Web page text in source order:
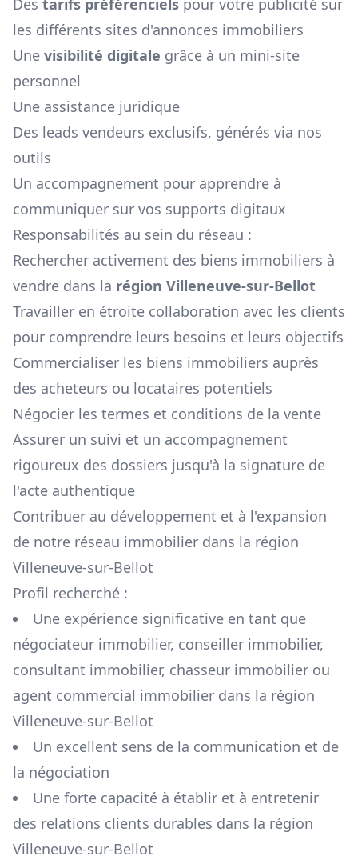
Des tarifs préférenciels pour votre publicité sur
les différents sites d'annonces immobiliers
Une visibilité digitale grâce à un mini-site
personnel
Une assistance juridique
Des leads vendeurs exclusifs, générés via nos
outils
Un accompagnement pour apprendre à
communiquer sur vos supports digitaux
Responsabilités au sein du réseau :
Rechercher activement des biens immobiliers à
vendre dans la région Villeneuve-sur-Bellot
Travailler en étroite collaboration avec les clients
pour comprendre leurs besoins et leurs objectifs
Commercialiser les biens immobiliers auprès
des acheteurs ou locataires potentiels
Négocier les termes et conditions de la vente
Assurer un suivi et un accompagnement
rigoureux des dossiers jusqu'à la signature de
l'acte authentique
Contribuer au développement et à l'expansion
de notre réseau immobilier dans la région
Villeneuve-sur-Bellot
Profil recherché :
Une expérience significative en tant que
négociateur immobilier, conseiller immobilier,
consultant immobilier, chasseur immobilier ou
agent commercial immobilier dans la région
Villeneuve-sur-Bellot
Un excellent sens de la communication et de
la négociation
Une forte capacité à établir et à entretenir
des relations clients durables dans la région
Villeneuve-sur-Bellot